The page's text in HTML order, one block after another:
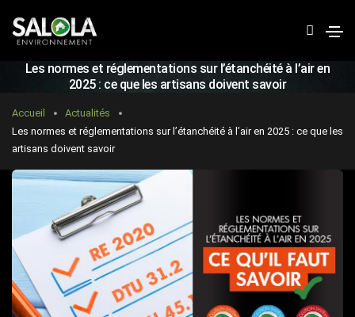
r
r
Les normes et réglementations sur l’étanchéité à l’air en
2025 : ce que les artisans doivent savoir
Accueil
Actualités
Les normes et réglementations sur l’étanchéité à l’air en 2025 : ce que les
artisans doivent savoir